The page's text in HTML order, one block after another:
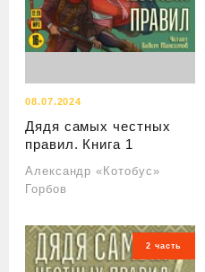
08.07.2024
Дядя самых честных
правил. Книга 1
Александр «Котобус»
Горбов
2 часть